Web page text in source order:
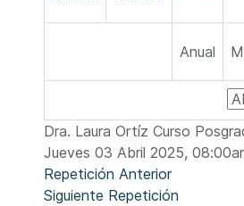
Anual
Dra. Laura Ortíz Curso
Jueves 03 Abril 2025,
Repetición Anterior
Siguiente Repetición